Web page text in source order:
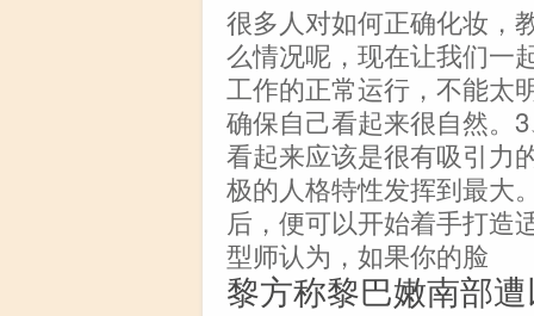
很多人对如何正确化妆，
么情况呢，现在让我们一
工作的正常运行，不能太
确保自己看起来很自然。
看起来应该是很有吸引力
极的人格特性发挥到最
后，便可以开始着手打造
型师认为，如果你的脸
黎方称黎巴嫩南部